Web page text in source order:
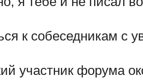
к собеседникам с
участник форума